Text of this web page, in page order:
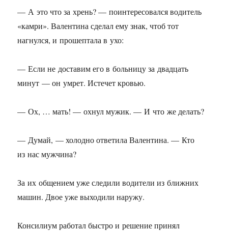
— А это что за хрень? — поинтересовался водитель
«камри». Валентина сделал ему знак, чтоб тот
нагнулся, и прошептала в ухо:
— Если не доставим его в больницу за двадцать
минут — он умрет. Истечет кровью.
— Ох, … мать! — охнул мужик. — И что же делать?
— Думай, — холодно ответила Валентина. — Кто
из нас мужчина?
За их общением уже следили водители из ближних
машин. Двое уже выходили наружу.
Консилиум работал быстро и решение принял